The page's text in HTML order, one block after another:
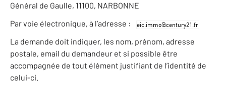
Général de Gaulle, 11100, NARBONNE
Par voie électronique, à l’adresse :
La demande doit indiquer, les nom, prénom, adresse
postale, email du demandeur et si possible être
accompagnée de tout élément justifiant de l’identité de
celui-ci.